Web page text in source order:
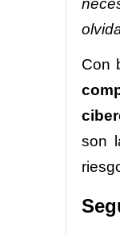
Con
son